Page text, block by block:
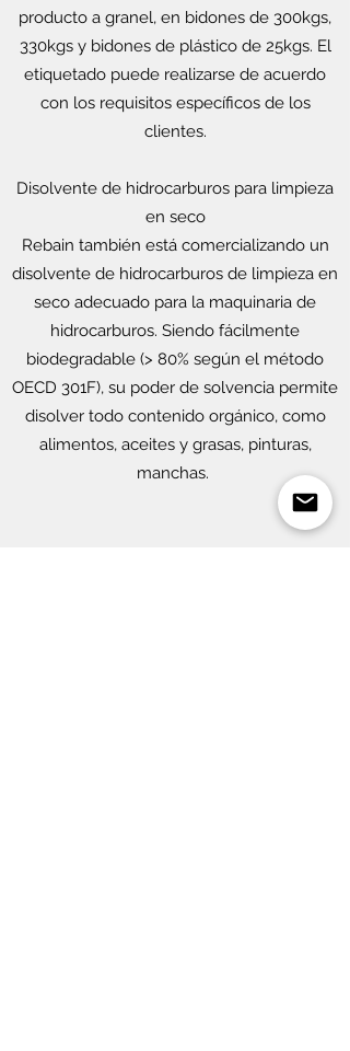
producto a granel, en bidones de 300kgs,
330kgs y bidones de plástico de 25kgs. El
etiquetado puede realizarse de acuerdo
con los requisitos específicos de los
clientes.
Disolvente de hidrocarburos para limpieza
en seco
Rebain también está comercializando un
disolvente de hidrocarburos de limpieza en
seco adecuado para la maquinaria de
hidrocarburos. Siendo fácilmente
biodegradable (> 80% según el método
OECD 301F), su poder de solvencia permite
disolver todo contenido orgánico, como
alimentos, aceites y grasas, pinturas,
manchas.